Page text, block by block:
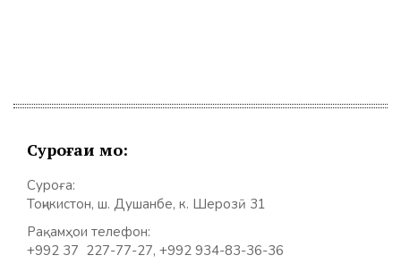
Суроғаи мо:
Суроға:
Тоҷикистон, ш. Душанбе, к. Шерозӣ 31
Рақамҳои телефон:
+992 37 227-77-27, +992 934-83-36-36